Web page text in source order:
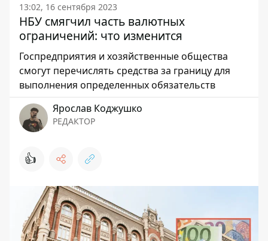
13:02, 16 сентября 2023
НБУ смягчил часть валютных
ограничений: что изменится
Госпредприятия и хозяйственные общества
смогут перечислять средства за границу для
выполнения определенных обязательств
Ярослав Коджушко
РЕДАКТОР
👍